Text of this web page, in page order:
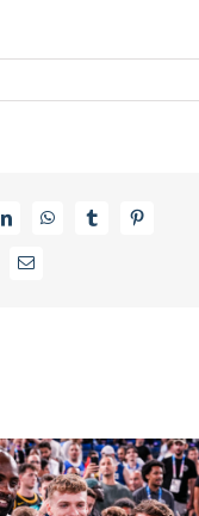
LinkedInWhatsAppTumblrPinterest
Email